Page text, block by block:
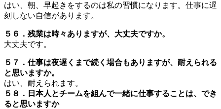
はい、朝、早起きをするのは私の習慣になります。仕事に遅
刻しない自信があります。
５６．残業は時々ありますが、大丈夫ですか。
大丈夫です。
５７．仕事は夜遅くまで続く場合もありますが、耐えられる
と思いますか。
はい、耐えられます。
５８．日本人とチームを組んで一緒に仕事することは、でき
ると思いますか